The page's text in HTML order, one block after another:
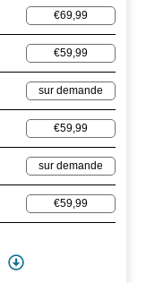
€69,99
€59,99
sur demande
€59,99
sur demande
€59,99